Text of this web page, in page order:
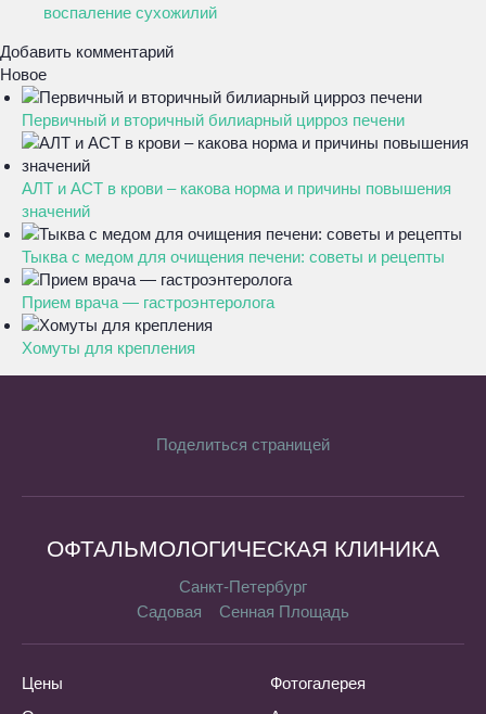
воспаление сухожилий
Добавить комментарий
Новое
Первичный и вторичный билиарный цирроз печени
АЛТ и АСТ в крови – какова норма и причины повышения
значений
Тыква с медом для очищения печени: советы и рецепты
Прием врача — гастроэнтеролога
Хомуты для крепления
Поделиться страницей
ОФТАЛЬМОЛОГИЧЕСКАЯ КЛИНИКА
Санкт-Петербург
Садовая
Сенная Площадь
Цены
Фотогалерея